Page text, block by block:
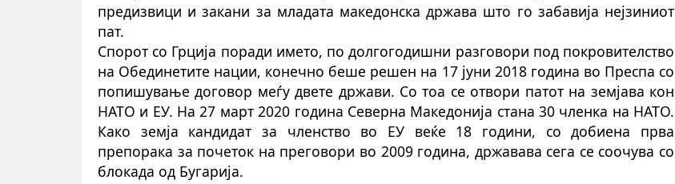
предизвици и закани за младата македонска држава што го забавија нејзиниот
пат.
Спорот со Грција поради името, по долгогодишни разговори под покровителство
на Обединетите нации, конечно беше решен на 17 јуни 2018 година во Преспа со
попишување договор меѓу двете држави. Со тоа се отвори патот на земјава кон
НАТО и ЕУ. На 27 март 2020 година Северна Македонија стана 30 членка на НАТО.
Како земја кандидат за членство во ЕУ веќе 18 години, со добиена прва
препорака за почеток на преговори во 2009 година, државава сега се соочува со
блокада од Бугарија.